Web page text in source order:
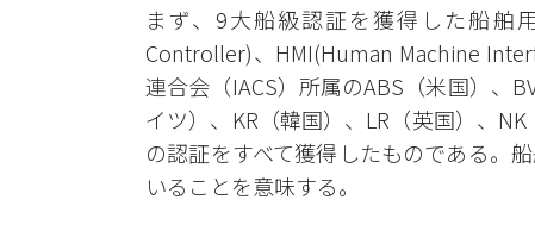
まず、9大船級認証を獲得した船舶
Controller)、HMI(Human Machine
連合会（IACS）所属のABS（米国）、
イツ）、KR（韓国）、LR（英国）、
の認証をすべて獲得したものである。
いることを意味する。